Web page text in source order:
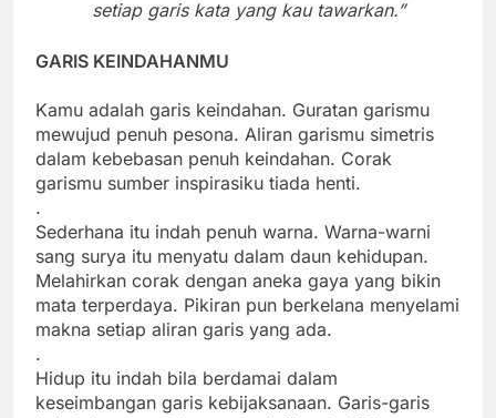
setiap garis kata yang kau tawarkan.”
GARIS KEINDAHANMU
Kamu adalah garis keindahan. Guratan garismu
mewujud penuh pesona. Aliran garismu simetris
dalam kebebasan penuh keindahan. Corak
garismu sumber inspirasiku tiada henti.
.
Sederhana itu indah penuh warna. Warna-warni
sang surya itu menyatu dalam daun kehidupan.
Melahirkan corak dengan aneka gaya yang bikin
mata terperdaya. Pikiran pun berkelana menyelami
makna setiap aliran garis yang ada.
.
Hidup itu indah bila berdamai dalam
keseimbangan garis kebijaksanaan. Garis-garis